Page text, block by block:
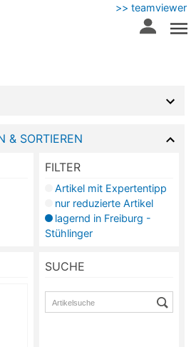
>> teamviewer
& SORTIEREN
FILTER
Artikel mit Expertentipp
nur reduzierte Artikel
lagernd in Freiburg -
Stühlinger
SUCHE